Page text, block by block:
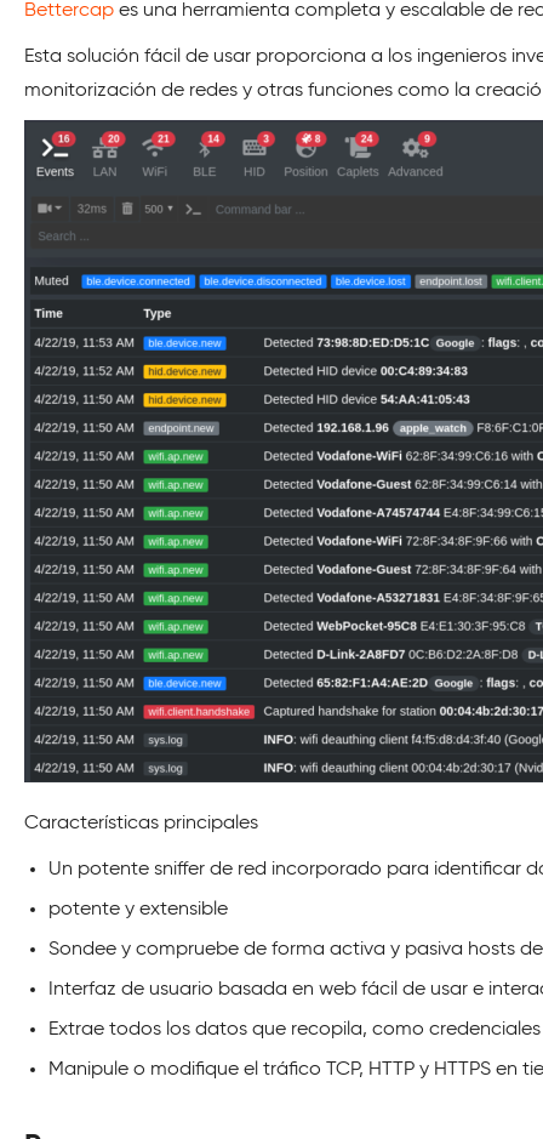
Bettercap es una herramienta completa y escalable de
Esta solución fácil de usar proporciona a los ingenieros
monitorización de redes y otras funciones como la
Características principales
Un potente sniffer de red incorporado para identificar
potente y extensible
Sondee y compruebe de forma activa y pasiva hosts
Interfaz de usuario basada en web fácil de usar e
Extrae todos los datos que recopila, como credenciales
Manipule o modifique el tráfico TCP, HTTP y HTTPS en